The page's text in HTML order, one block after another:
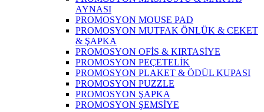
AYNASI
PROMOSYON MOUSE PAD
PROMOSYON MUTFAK ÖNLÜK & CEKET
& ŞAPKA
PROMOSYON OFİS & KIRTASİYE
PROMOSYON PEÇETELİK
PROMOSYON PLAKET & ÖDÜL KUPASI
PROMOSYON PUZZLE
PROMOSYON ŞAPKA
PROMOSYON ŞEMSİYE